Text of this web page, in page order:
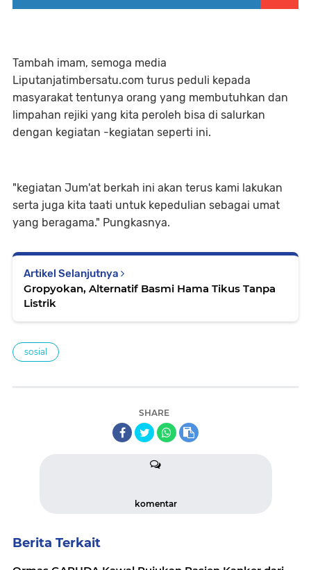
Tambah imam, semoga media
Liputanjatimbersatu.com turus peduli kepada
masyarakat tentunya orang yang membutuhkan dan
limpahan rejiki yang kita peroleh bisa di salurkan
dengan kegiatan -kegiatan seperti ini.
"kegiatan Jum'at berkah ini akan terus kami lakukan
serta juga kita taati untuk kepedulian sebagai umat
yang beragama." Pungkasnya.
Artikel Selanjutnya
Gropyokan, Alternatif Basmi Hama Tikus Tanpa
Listrik
sosial
SHARE
komentar
Berita Terkait